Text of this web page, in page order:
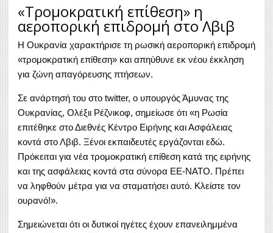
«Τρομοκρατική επίθεση» η
αεροπορική επιδρομή στο Λβιβ
Η Ουκρανία χαρακτήρισε τη ρωσική αεροπορική επιδρομή
«τρομοκρατική επίθεση» και απηύθυνε εκ νέου έκκληση
για ζώνη απαγόρευσης πτήσεων.
Σε ανάρτησή του στο twitter, ο υπουργός Άμυνας της
Ουκρανίας, Ολέξιι Ρέζνικοφ, σημείωσε ότι «η Ρωσία
επιτέθηκε στο Διεθνές Κέντρο Ειρήνης και Ασφάλειας
κοντά στο Λβιβ. Ξένοι εκπαιδευτές εργάζονται εδώ.
Πρόκειται για νέα τρομοκρατική επίθεση κατά της ειρήνης
και της ασφάλειας κοντά στα σύνορα ΕΕ-ΝΑΤΟ. Πρέπει
να ληφθούν μέτρα για να σταματήσει αυτό. Κλείστε τον
ουρανό!».
Σημειώνεται ότι οι δυτικοί ηγέτες έχουν επανειλημμένα